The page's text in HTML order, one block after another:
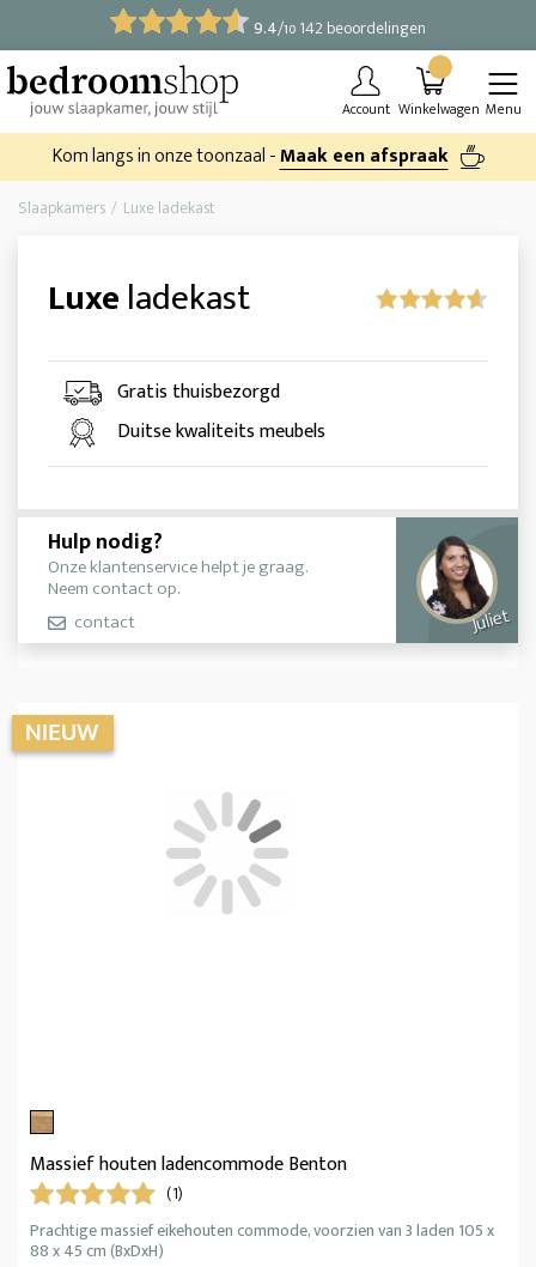
9.4/10 142 beoordelingen
Account Winkelwagen Menu
Kom langs in onze toonzaal -Maak een afspraak
Slaapkamers Luxe ladekast
Luxeladekast
Gratis thuisbezorgd
Duitse kwaliteits meubels
Hulp nodig?
Onze klantenservice helpt je graag.
Neem contact op.
contact
Juliet
Massief houten ladencommode Benton
(1)
Prachtige massief eikehouten commode, voorzien van 3 laden 105 x
88 x 45 cm (BxDxH)